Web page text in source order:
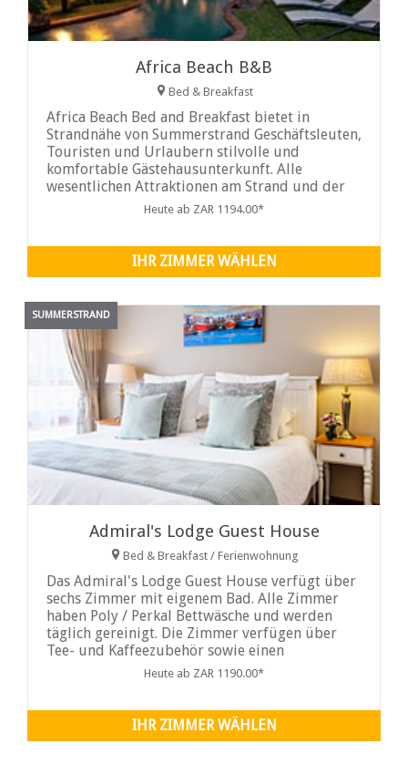
Africa Beach B&B
Bed & Breakfast
Africa Beach Bed and Breakfast bietet in
Strandnähe von Summerstrand Geschäftsleuten,
Touristen und Urlaubern stilvolle und
komfortable Gästehausunterkunft. Alle
wesentlichen Attraktionen am Strand und der
Boardwalk Casino and Entertainment Complex
Heute ab ZAR 1194.00*
IHR ZIMMER WÄHLEN
SUMMERSTRAND
Admiral's Lodge Guest House
Bed & Breakfast / Ferienwohnung
Das Admiral's Lodge Guest House verfügt über
sechs Zimmer mit eigenem Bad. Alle Zimmer
haben Poly / Perkal Bettwäsche und werden
täglich gereinigt. Die Zimmer verfügen über
Tee- und Kaffeezubehör sowie einen
Kühlschrank mit Snacks und Getränken. T.V. mit
Heute ab ZAR 1190.00*
IHR ZIMMER WÄHLEN